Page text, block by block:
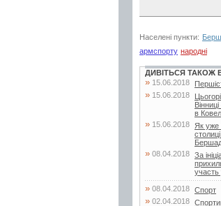
Населені пункти:
армспорту народні
ДИВІТЬСЯ ТАКОЖ
» 15.06.2018
» 15.06.2018
в
» 15.06.2018
Як уже
» 08.04.2018 За
участь
» 08.04.2018 Спорт
» 02.04.2018